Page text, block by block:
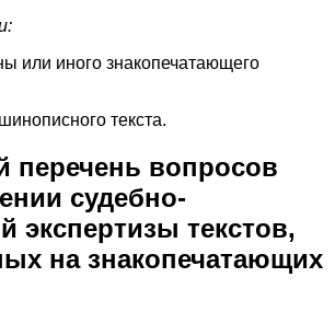
или иного знакопечатающего
текста.
перечень вопросов
судебно-
экспертизы текстов,
на знакопечатающих